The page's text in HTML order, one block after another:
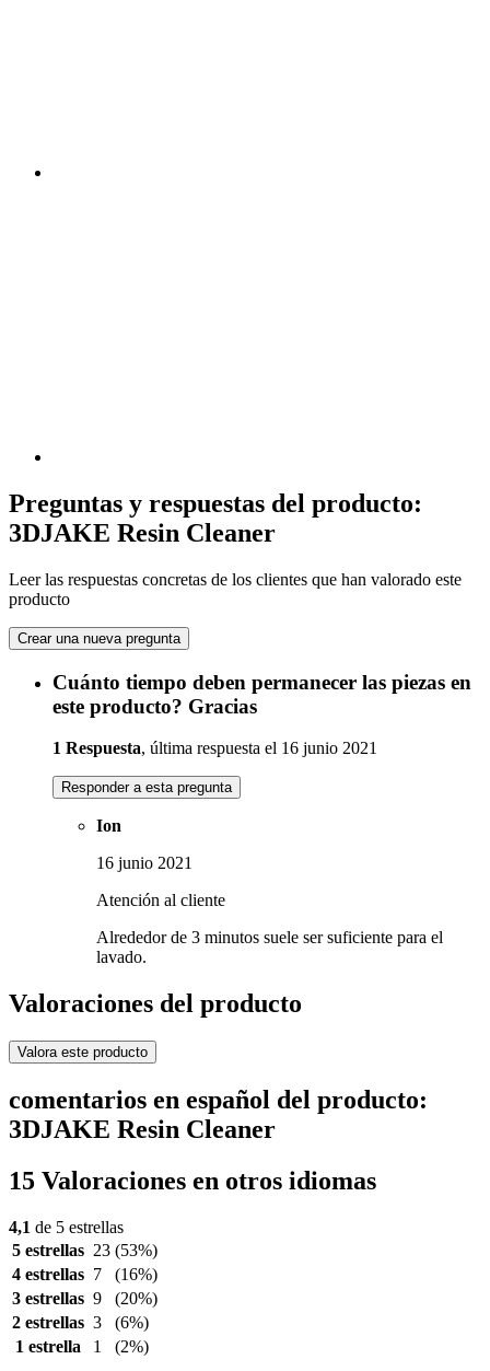
Preguntas y respuestas del producto:
3DJAKE Resin Cleaner
Leer las respuestas concretas de los clientes que han valorado este
producto
Crear una nueva pregunta
Cuánto tiempo deben permanecer las piezas en
este producto? Gracias
1 Respuesta, última respuesta el 16 junio 2021
Responder a esta pregunta
Ion
16 junio 2021
Atención al cliente
Alrededor de 3 minutos suele ser suficiente para el
lavado.
Valoraciones del producto
Valora este producto
comentarios en español del producto:
3DJAKE Resin Cleaner
15 Valoraciones en otros idiomas
4,1 de 5 estrellas
5 estrellas 23 (53%)
4 estrellas 7
(16%)
3 estrellas 9
(20%)
2 estrellas 3
(6%)
1 estrella
1 (2%)